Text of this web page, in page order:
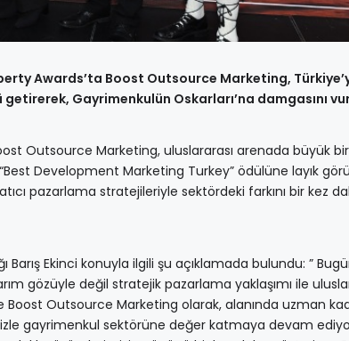
Awards’ta Boost Outsource Marketing,
Gayrimenkulün Oskarları’na damgasını
Outsource Marketing, uluslararası arenada büyük bir
Development Marketing Turkey” ödülüne layık
pazarlama stratejileriyle sektördeki farkını bir kez
Ekinci konuyla ilgili şu açıklamada bulundu: ”
gözüyle değil stratejik pazarlama yaklaşımı ile
Outsource Marketing olarak, alanında uzman
gayrimenkul sektörüne değer katmaya devam